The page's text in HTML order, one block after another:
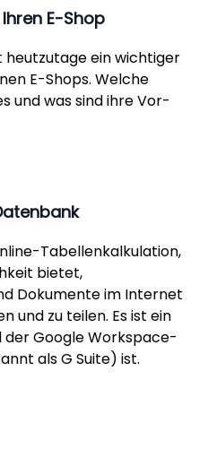
E-Shop
heutzutage ein wichtiger
E-Shops. Welche
und was sind ihre Vor-
Tabellenkalkulation,
bietet,
Dokumente im Internet
und zu teilen. Es ist ein
der Google Workspace-
als G Suite) ist.